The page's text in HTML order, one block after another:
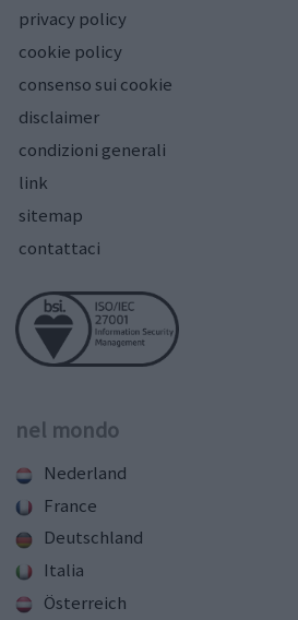
privacy policy
cookie policy
consenso sui cookie
disclaimer
condizioni generali
link
sitemap
contattaci
nel mondo
Nederland
France
Deutschland
Italia
Österreich